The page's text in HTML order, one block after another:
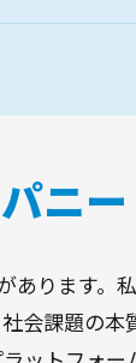
ニー
あります。
課題の本